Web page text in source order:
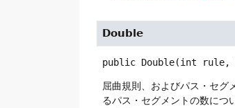
Double
public Double(int rule,
屈曲規則、およびパス・セグ
るパス・セグメントの数につ